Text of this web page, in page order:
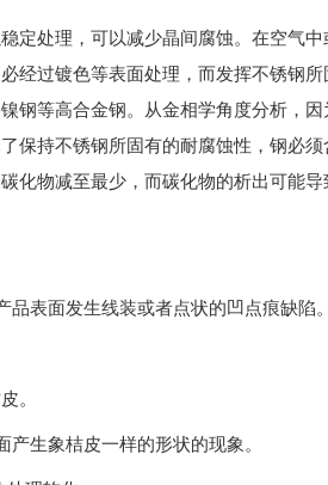
定处理，可以减少晶间腐蚀。在空气
经过镀色等表面处理，而发挥不锈钢
钢等高合金钢。从金相学角度分析，
保持不锈钢所固有的耐腐蚀性，钢必
化物减至最少，而碳化物的析出可能
表面发生线装或者点状的凹点痕缺陷。
。
生象桔皮一样的形状的现象。